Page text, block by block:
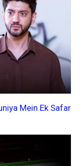
Mein Ek Safar